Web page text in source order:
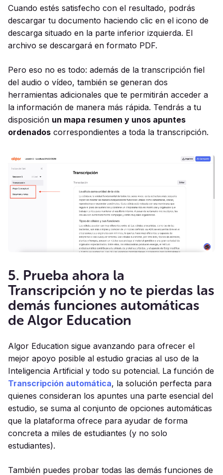
Cuando estés satisfecho con el resultado, podrás
descargar tu documento haciendo clic en el icono de
descarga situado en la parte inferior izquierda. El
archivo se descargará en formato PDF.
Pero eso no es todo: además de la transcripción fiel
del audio o vídeo, también se generan dos
herramientas adicionales que te permitirán acceder a
la información de manera más rápida. Tendrás a tu
disposición un mapa resumen y unos apuntes
ordenados correspondientes a toda la transcripción.
5. Prueba ahora la
Transcripción y no te pierdas las
demás funciones automáticas
de Algor Education
Algor Education sigue avanzando para ofrecer el
mejor apoyo posible al estudio gracias al uso de la
Inteligencia Artificial y todo su potencial. La función de
Transcripción automática, la solución perfecta para
quienes consideran los apuntes una parte esencial del
estudio, se suma al conjunto de opciones automáticas
que la plataforma ofrece para ayudar de forma
concreta a miles de estudiantes (y no solo
estudiantes).
También puedes probar todas las demás funciones de